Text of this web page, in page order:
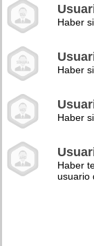
Haber
Haber
Haber
Haber
usuario